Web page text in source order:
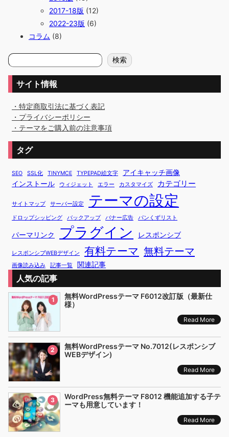
2017-18版 (12)
2022-23版 (6)
コラム (8)
検
索
検索
サイト情報
・特定商取引法に基づく表記
・プライバシーポリシー
・テーマをご購入前の注意事項
タグ
SEO SSL化 TINYMCE TYPEPAD絵文字
アイキャッチ画像
インストール
ウィジェット エラー カスタマイズ カテゴリー
サイトマップ サーバー設定 テーマの設定
ドロップシッピング バックアップ バナー広告 パンくずリスト
パーマリンク プラグイン レスポンシブ
レスポンシブWEBデザイン 有料テーマ 無料テーマ
画像読み込み 記事一覧 関連記事
人気の記事
1
無料WordPressテーマ F6012改訂版（最新仕
様）
Read More
2
無料WordPressテーマ No.7012(レスポンシブ
WEBデザイン)
Read More
3
WordPress無料テーマ F8012 機能追加する子テ
ーマも用意しています！
Read More